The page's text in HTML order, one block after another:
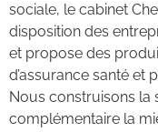
sociale, le cabinet
disposition des
et propose des
d’assurance santé et
Nous construisons la
complémentaire la